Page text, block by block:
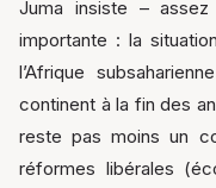
Juma insiste –
importante : la
l’Afrique
continent à la fin des
reste pas moins un
réformes libérales